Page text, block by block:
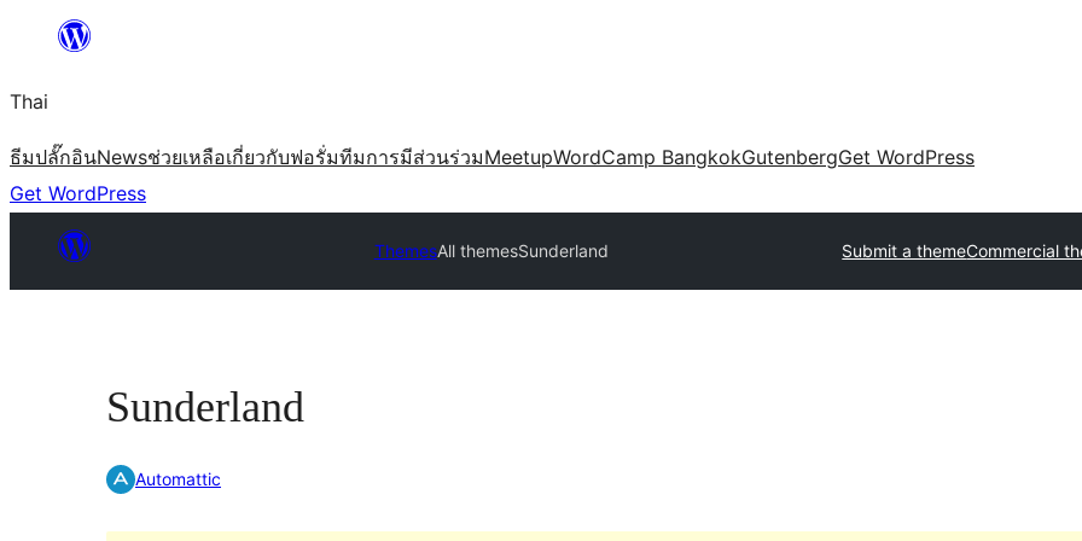
ยัง
เนื้อหา
Thai
ธีมปลั๊กอินNewsช่วยเหลือเกี่ยวกับฟอรั่มทีมการมีส่วนร่วมMeetupWordCamp BangkokGutenbergGet WordPress
Get WordPress
ThemesAll themesSunderland Submit a themeCommercial
Sunderland
Automattic